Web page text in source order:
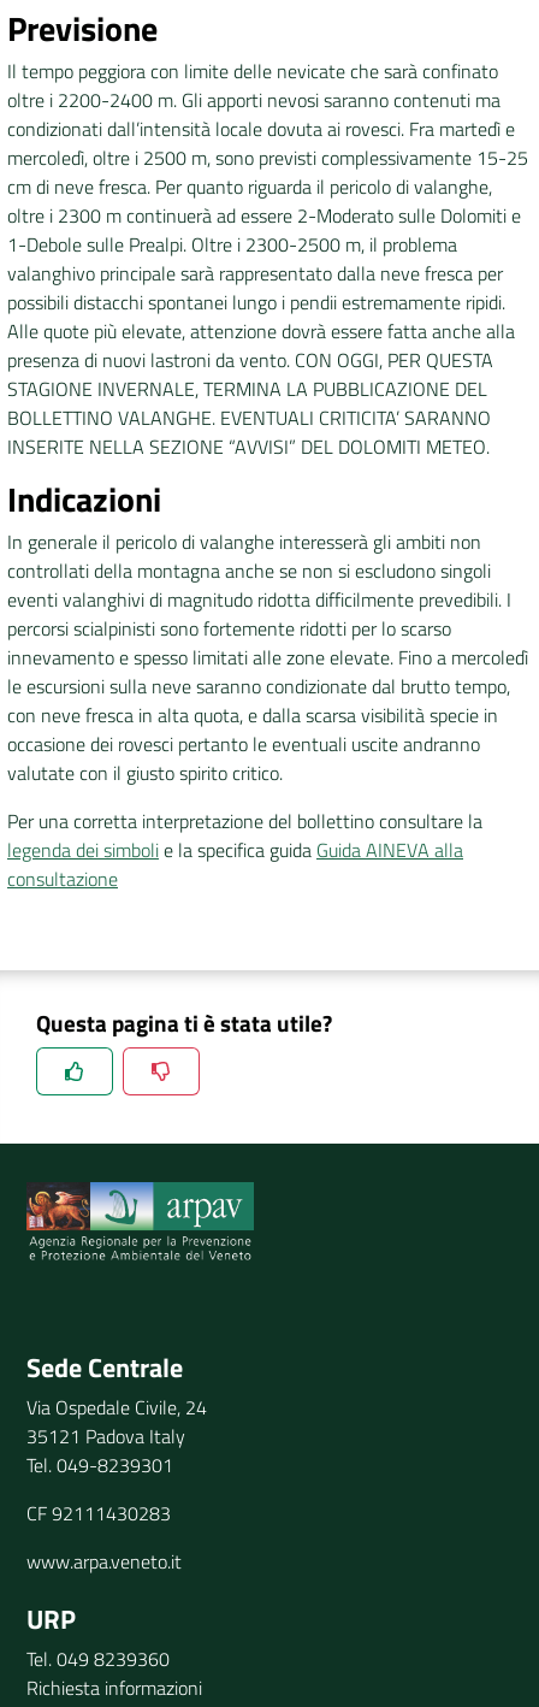
Previsione
Il tempo peggiora con limite delle nevicate che sarà confinato
oltre i 2200-2400 m. Gli apporti nevosi saranno contenuti ma
condizionati dall’intensità locale dovuta ai rovesci. Fra martedì e
mercoledì, oltre i 2500 m, sono previsti complessivamente 15-25
cm di neve fresca. Per quanto riguarda il pericolo di valanghe,
oltre i 2300 m continuerà ad essere 2-Moderato sulle Dolomiti e
1-Debole sulle Prealpi. Oltre i 2300-2500 m, il problema
valanghivo principale sarà rappresentato dalla neve fresca per
possibili distacchi spontanei lungo i pendii estremamente ripidi.
Alle quote più elevate, attenzione dovrà essere fatta anche alla
presenza di nuovi lastroni da vento. CON OGGI, PER QUESTA
STAGIONE INVERNALE, TERMINA LA PUBBLICAZIONE DEL
BOLLETTINO VALANGHE. EVENTUALI CRITICITA’ SARANNO
INSERITE NELLA SEZIONE “AVVISI” DEL DOLOMITI METEO.
Indicazioni
In generale il pericolo di valanghe interesserà gli ambiti non
controllati della montagna anche se non si escludono singoli
eventi valanghivi di magnitudo ridotta difficilmente prevedibili. I
percorsi scialpinisti sono fortemente ridotti per lo scarso
innevamento e spesso limitati alle zone elevate. Fino a mercoledì
le escursioni sulla neve saranno condizionate dal brutto tempo,
con neve fresca in alta quota, e dalla scarsa visibilità specie in
occasione dei rovesci pertanto le eventuali uscite andranno
valutate con il giusto spirito critico.
Per una corretta interpretazione del bollettino consultare la
legenda dei simbolie la specifica guida Guida AINEVA alla
consultazione
Questa pagina ti è stata utile?
Spiegaci perchè, e aiutaci a migliorare il servizio
Sede Centrale
Via Ospedale Civile, 24
35121 Padova Italy
Tel. 049-8239301
CF 92111430283
www.arpa.veneto.it
URP
Tel. 049 8239360
Richiesta informazioni